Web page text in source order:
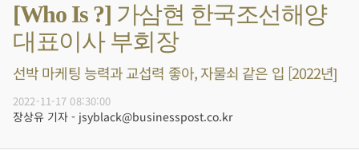
[Who Is ?] 가삼현 한국조선해양
대표이사 부회장
선박 마케팅 능력과 교섭력 좋아, 자물쇠 같은 입 [2022년]
2022-11-17 08:30:00
장상유 기자 - jsyblack@businesspost.co.kr